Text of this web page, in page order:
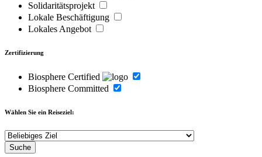
Solidaritätsprojekt
Lokale Beschäftigung
Lokales Angebot
Zertifizierung
Biosphere Certified
Biosphere Committed
Wählen Sie ein Reiseziel: